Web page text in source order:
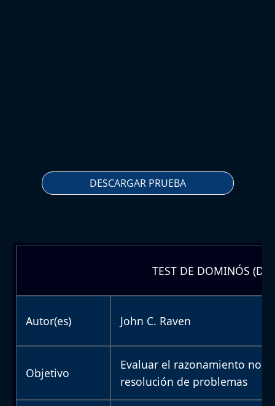
DESCARGAR PRUEBA
TEST DE DOMINÓS
Autor(es) John C. Raven
Objetivo
Evaluar el razonamiento no
resolución de problemas